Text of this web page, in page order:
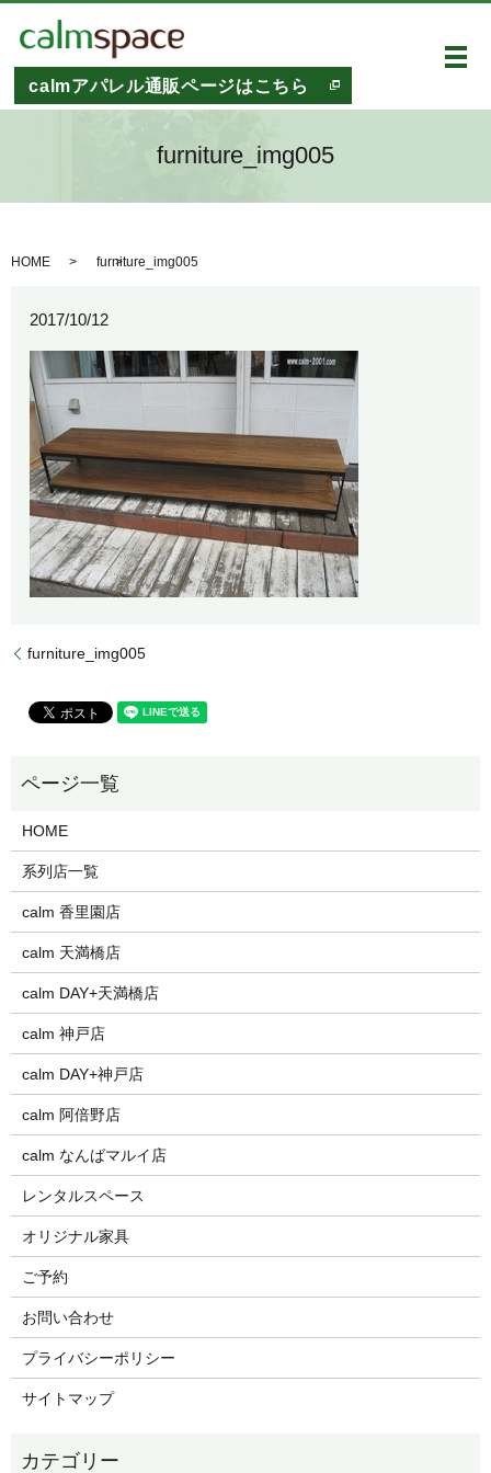
calmアパレル通販ページはこちら
メ
furniture_img005
HOME furniture_img005
2017/10/12
furniture_img005
HOME
系列店一覧
calm 香里園店
calm 天満橋店
calm DAY+天満橋店
calm 神戸店
calm DAY+神戸店
calm 阿倍野店
calm なんばマルイ店
レンタルスペース
オリジナル家具
ご予約
お問い合わせ
プライバシーポリシー
サイトマップ